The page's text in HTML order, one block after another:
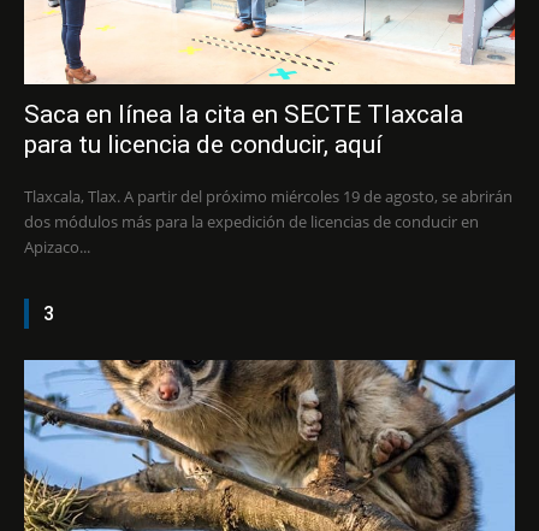
Saca en línea la cita en SECTE Tlaxcala
para tu licencia de conducir, aquí
Tlaxcala, Tlax. A partir del próximo miércoles 19 de agosto, se abrirán
dos módulos más para la expedición de licencias de conducir en
Apizaco...
3